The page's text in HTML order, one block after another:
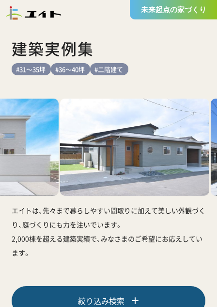
未来起点の家づくり
建築実例集
#31～35坪 #36～40坪 #二階建て
エイトは、先々まで暮らしやすい間取りに加えて美しい外観づく
り、庭づくりにも力を注いでいます。
2,000棟を超える建築実績で、みなさまのご希望にお応えしてい
ます。
絞り込み検索